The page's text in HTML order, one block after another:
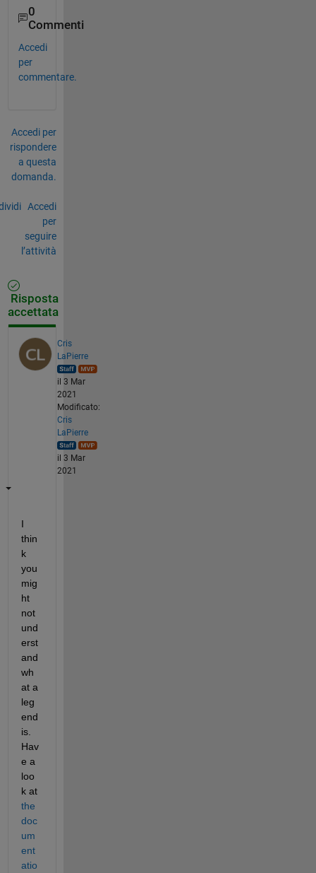
0
Commenti
Accedi
per
commentare.
Accedi per
rispondere
a questa
domanda.
Accedi
per
seguire
l’attività
Risposta
accettata
Cris
LaPierre
il 3 Mar
2021
Modificato:
Cris
LaPierre
il 3 Mar
2021
I
thin
k
you
mig
ht
not
und
erst
and
wh
at a
leg
end
is.
Hav
e a
loo
k at
the
doc
um
ent
atio